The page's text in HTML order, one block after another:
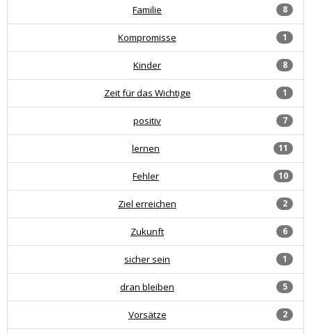
8
Familie
1
Kompromisse
8
Kinder
1
Zeit für das Wichtige
7
positiv
11
lernen
10
Fehler
2
Ziel erreichen
6
Zukunft
1
sicher sein
5
dran bleiben
2
Vorsätze